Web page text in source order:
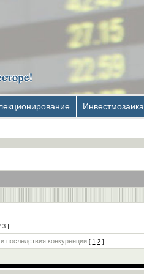
Инвестмозаика
3]
последствия конкуренции [ 1 2]